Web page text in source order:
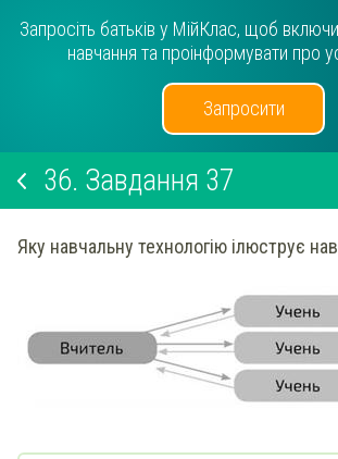
Запросіть батьків у МійКлас, щоб
навчання та проінформувати про
Запросити
36. Завдання 37
Яку навчальну технологію ілюструє